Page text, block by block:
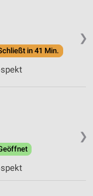
❯
in 41 Min.
❯